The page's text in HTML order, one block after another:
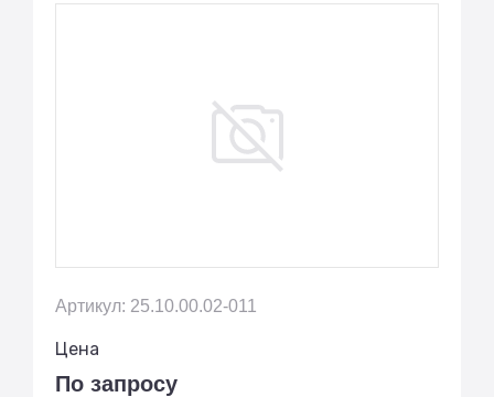
Артикул: 25.10.00.02-011
Цена
По запросу